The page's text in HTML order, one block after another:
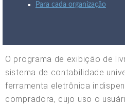
Para cada organização
O programa de exibição de
sistema de contabilidade
ferramenta eletrônica
compradora, cujo uso o